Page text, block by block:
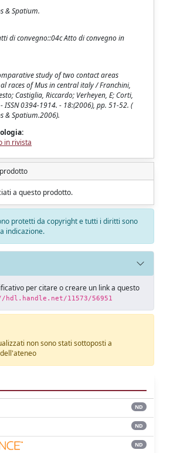
& Spatium.
di convegno::04c Atto di convegno in
study of two contact areas
races of Mus in central italy / Franchini,
Castiglia, Riccardo; Verheyen, E; Corti,
- ISSN 0394-1914. - 18:(2006), pp. 51-52. (
& Spatium.2006).
in rivista
a questo prodotto.
protetti da copyright e tutti i diritti sono
indicazione.
per citare o creare un link a questo
11573/56951
non sono stati sottoposti a
ND
ND
ND